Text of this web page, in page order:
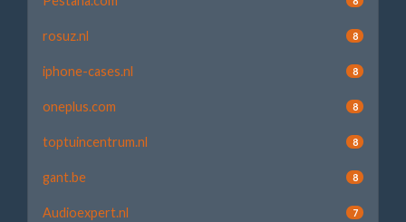
rosuz.nl 8
iphone-cases.nl 8
oneplus.com 8
toptuincentrum.nl 8
gant.be 8
Audioexpert.nl 7